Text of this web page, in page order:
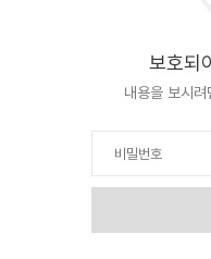
보호되
내용을 보시